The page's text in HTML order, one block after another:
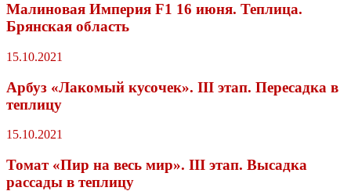
Малиновая Империя F1 16 июня. Теплица.
Брянская область
15.10.2021
Арбуз «Лакомый кусочек». III этап. Пересадка в
теплицу
15.10.2021
Томат «Пир на весь мир». III этап. Высадка
рассады в теплицу